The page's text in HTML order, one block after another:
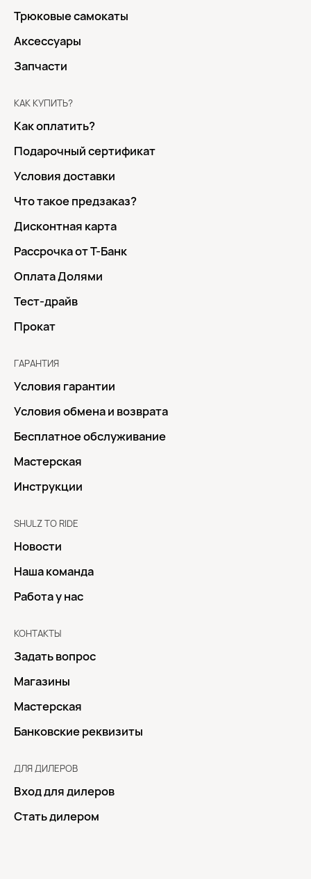
Трюковые самокаты
Аксессуары
Запчасти
КАК КУПИТЬ?
Как оплатить?
Подарочный сертификат
Условия доставки
Что такое предзаказ?
Дисконтная карта
Рассрочка от Т-Банк
Оплата Долями
Тест-драйв
Прокат
ГАРАНТИЯ
Условия гарантии
Условия обмена и возврата
Бесплатное обслуживание
Мастерская
Инструкции
SHULZ TO RIDE
Новости
Наша команда
Работа у нас
КОНТАКТЫ
Задать вопрос
Магазины
Мастерская
Банковские реквизиты
ДЛЯ ДИЛЕРОВ
Вход для дилеров
Стать дилером